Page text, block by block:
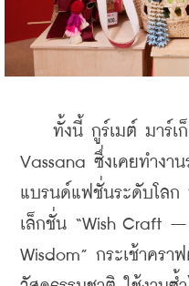
ทั้งนี้ กูร์เมต์ มาร์เก็
Vassana ซึ่งเคยทำงา
แบรนด์แฟชั่นระดับโลก
เล็กชั่น “Wish Craft –
Wisdom” กระเช้าคร